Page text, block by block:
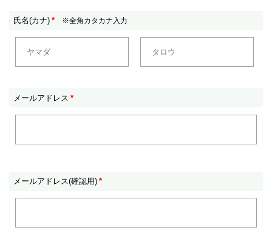
氏名(カナ) * ※全角カタカナ入力
メールアドレス *
メールアドレス(確認用) *